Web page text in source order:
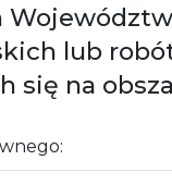
lub
się na